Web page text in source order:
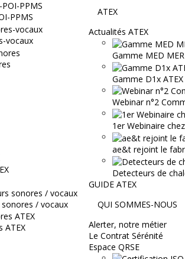
PPMS
vocaux
sonores / vocaux
ATEX
ATEX
Actualités ATEX
Gamme MED
Gamme D1x
Webinar n°2
1er Webinaire
ae&t rejoint le
Detecteurs de
GUIDE ATEX
QUI SOMMES-NOUS
Alerter, notre métier
Le Contrat Sérénité
Espace QRSE